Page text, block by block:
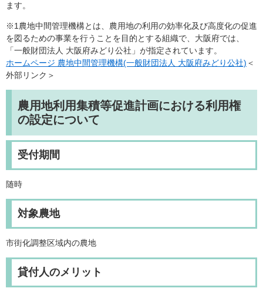
ます。
※1農地中間管理機構とは、農用地の利用の効率化及び高度化の促進
を図るための事業を行うことを目的とする組織で、大阪府では、
「一般財団法人 大阪府みどり公社」が指定されています。
ホームページ 農地中間管理機構(一般財団法人 大阪府みどり公社) ＜
外部リンク＞
農用地利用集積等促進計画における利用権
の設定について
受付期間
随時
対象農地
市街化調整区域内の農地
貸付人のメリット